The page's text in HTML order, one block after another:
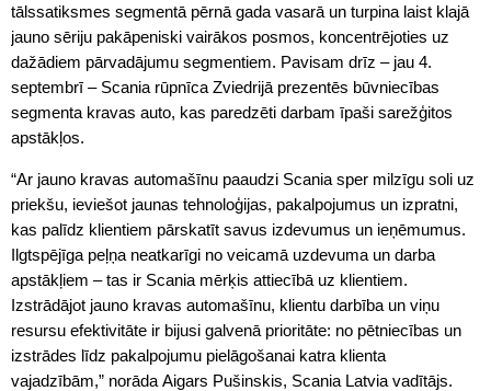
tālssatiksmes segmentā pērnā gada vasarā un turpina laist klajā
jauno sēriju pakāpeniski vairākos posmos, koncentrējoties uz
dažādiem pārvadājumu segmentiem. Pavisam drīz – jau 4.
septembrī – Scania rūpnīca Zviedrijā prezentēs būvniecības
segmenta kravas auto, kas paredzēti darbam īpaši sarežģitos
apstākļos.
“Ar jauno kravas automašīnu paaudzi Scania sper milzīgu soli uz
priekšu, ieviešot jaunas tehnoloģijas, pakalpojumus un izpratni,
kas palīdz klientiem pārskatīt savus izdevumus un ieņēmumus.
Ilgtspējīga peļņa neatkarīgi no veicamā uzdevuma un darba
apstākļiem – tas ir Scania mērķis attiecībā uz klientiem.
Izstrādājot jauno kravas automašīnu, klientu darbība un viņu
resursu efektivitāte ir bijusi galvenā prioritāte: no pētniecības un
izstrādes līdz pakalpojumu pielāgošanai katra klienta
vajadzībām,” norāda Aigars Pušinskis, Scania Latvia vadītājs.